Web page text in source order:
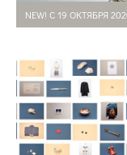
NEW! С 19 ОКТЯБРЯ